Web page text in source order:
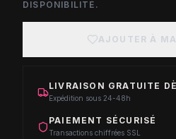
DISPONIBILITÉ.
AJOUTER À
LIVRAISON GRATUITE
Expédition sous 24-48h
PAIEMENT SÉCURISÉ
Transactions chiffrées SSL